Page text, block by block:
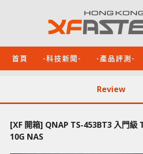
首頁 -科技新聞- -產品評測-
Review
[XF 開箱] QNAP TS-453BT3 入門
10G NAS